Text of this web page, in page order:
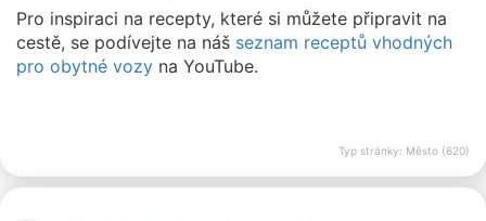
Pro inspiraci na recepty, které si můžete připravit na
cestě, se podívejte na náš seznam receptů vhodných
pro obytné vozy na YouTube.
Typ stránky: Město (620)